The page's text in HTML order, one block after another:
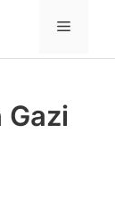
MENÜ
Gazi